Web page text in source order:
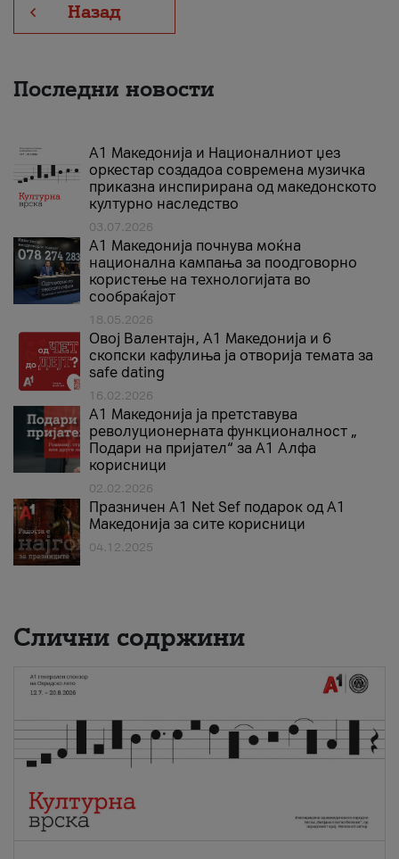
Назад
Последни новости
А1 Македонија и Националниот џез
оркестар создадоа современа музичка
приказна инспирирана од македонското
културно наследство
03.07.2026
A1 Македонија почнува моќна
национална кампања за поодговорно
користење на технологијата во
сообраќајот
18.05.2026
Овој Валентајн, A1 Македонија и 6
скопски кафулиња ја отворија темата за
safe dating
16.02.2026
А1 Македонија ја претставува
револуционерната функционалност „
Подари на пријател“ за А1 Алфа
корисници
02.02.2026
Празничен A1 Net Sеf подарок од А1
Македонија за сите корисници
04.12.2025
Слични содржини